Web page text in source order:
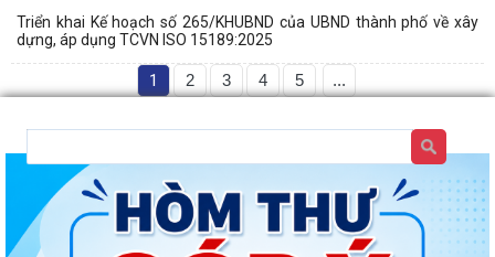
Triển khai Kế hoạch số 265/KHUBND của UBND thành phố về xây
dựng, áp dụng TCVN ISO 15189:2025
1 2 3 4 5 ...